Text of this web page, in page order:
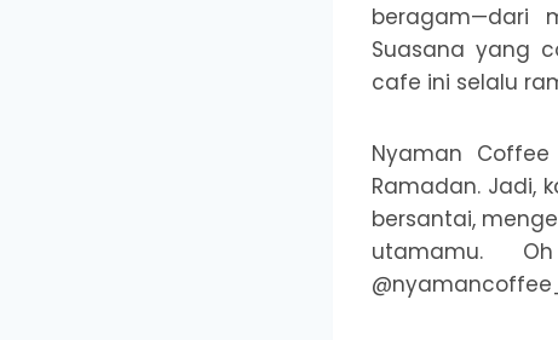
beragam—dari
Suasana yang
cafe ini selalu
Nyaman
Ramadan. Jadi,
bersantai,
utamamu.